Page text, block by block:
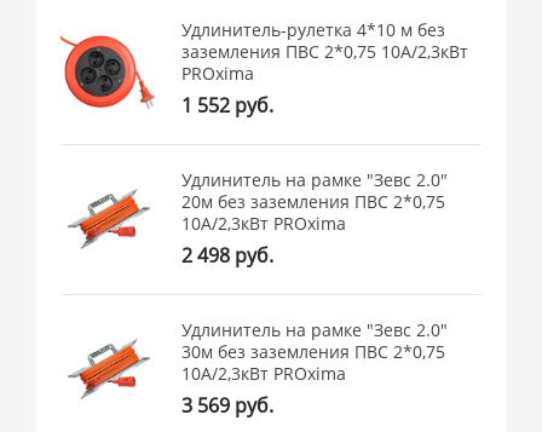
Удлинитель-рулетка 4*10 м без
заземления ПВС 2*0,75 10А/2,3кВт
PROxima
1 552 руб.
Удлинитель на рамке "Зевс 2.0"
20м без заземления ПВС 2*0,75
10А/2,3кВт PROxima
2 498 руб.
Удлинитель на рамке "Зевс 2.0"
30м без заземления ПВС 2*0,75
10А/2,3кВт PROxima
3 569 руб.